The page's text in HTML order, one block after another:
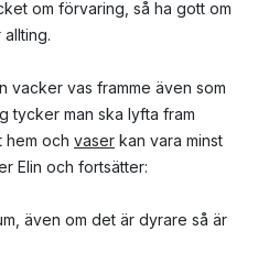
om förvaring, så ha gott om
vacker vas framme även som
tycker man ska lyfta fram
hem och vaser kan vara minst
Elin och fortsätter:
även om det är dyrare så är